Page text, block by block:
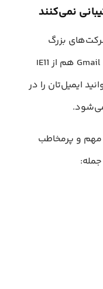
بزرگ
تبعیت کنیم. درست است، اما وقتی Gmail هم از IE11
ایمیل‌تان را در
می‌شود.
مهم و پرمخاطب